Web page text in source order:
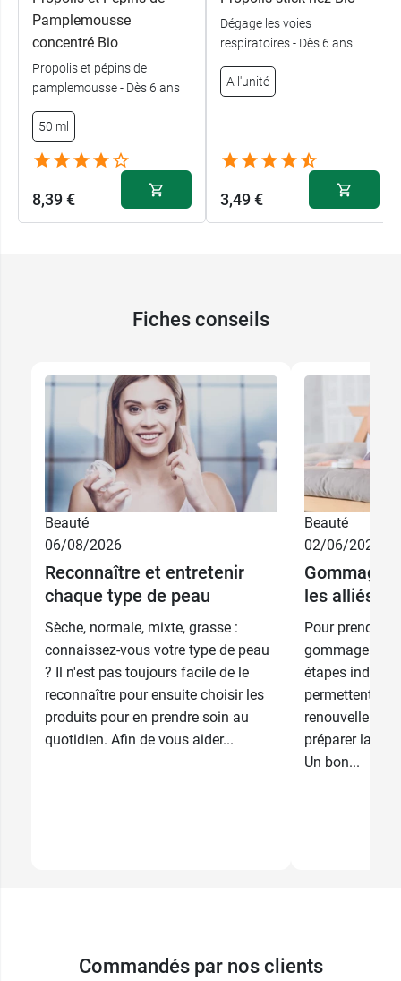
Pamplemousse
concentré Bio
Propolis et pépins de
pamplemousse - Dès 6 ans
50 ml
8,39 €
Dégage les voies
respiratoires - Dès 6 ans
A l'unité
3,49 €
Fiches conseils
Beauté
06/08/2026
Reconnaître et entretenir
chaque type de peau
Sèche, normale, mixte, grasse :
connaissez-vous votre type de peau
? Il n'est pas toujours facile de le
reconnaître pour ensuite choisir les
produits pour en prendre soin au
quotidien. Afin de vous aider...
Beauté
02/06/2026
Gommage
les alliés
Pour prendre
gommage et
étapes
permettent
préparer la
Un bon...
Commandés par nos clients